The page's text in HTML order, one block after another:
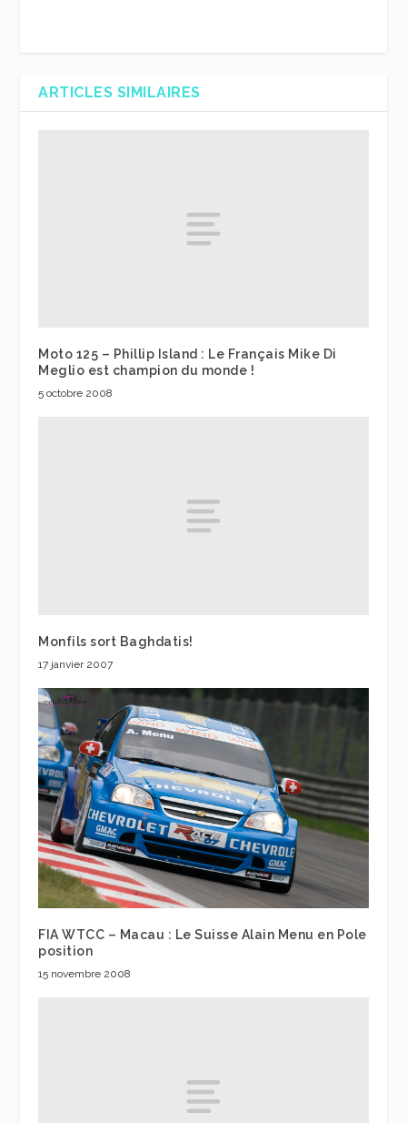
ARTICLES SIMILAIRES
Moto 125 – Phillip Island : Le Français Mike Di
Meglio est champion du monde !
5 octobre 2008
Monfils sort Baghdatis!
17 janvier 2007
FIA WTCC – Macau : Le Suisse Alain Menu en Pole
position
15 novembre 2008